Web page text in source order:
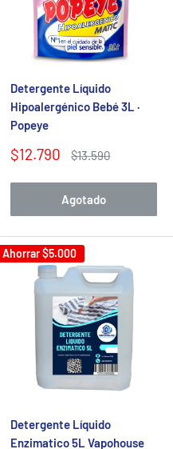
Detergente Líquido
Hipoalergénico Bebé 3L ·
Popeye
Precio
venta
$12.790
Precio
$13.590
Agotado
Ahorrar$5.000
Detergente Líquido
Enzimatico 5L Vapohouse